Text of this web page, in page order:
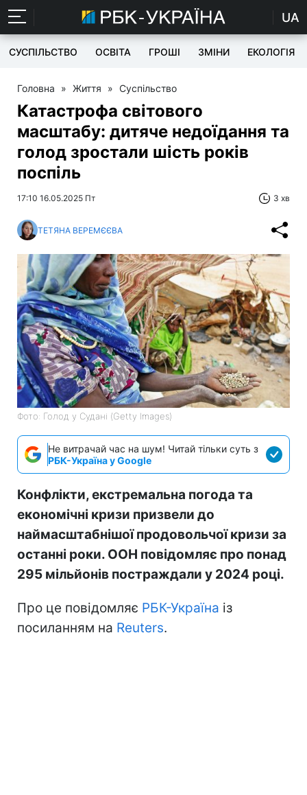
UA
СУСПІЛЬСТВО ОСВІТА ГРОШІ ЗМІНИ ЕКОЛОГІЯ
Головна » Життя » Суспільство
Катастрофа світового
масштабу: дитяче недоїдання та
голод зростали шість років
поспіль
17:10 16.05.2025 Пт 3 хв
ТЕТЯНА ВЕРЕМЄЄВА
Фото: Голод у Судані (Getty Images)
Не витрачай час на шум! Читай тільки суть з
РБК-Україна у Google
Конфлікти, екстремальна погода та
економічні кризи призвели до
наймасштабнішої продовольчої кризи за
останні роки. ООН повідомляє про понад
295 мільйонів постраждали у 2024 році.
Про це повідомляє РБК-Україна із
посиланням на Reuters.